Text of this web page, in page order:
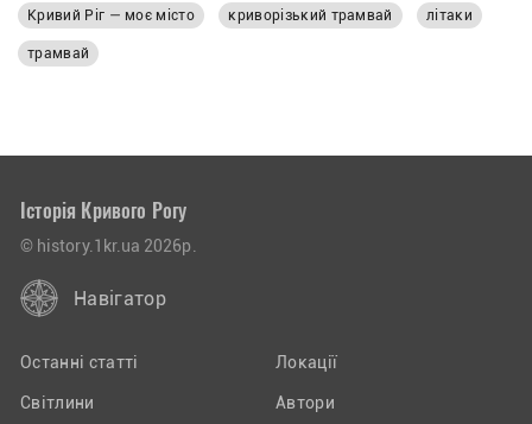
Кривий Ріг — моє місто криворізький трамвай літаки
трамвай
Історія Кривого Рогу
© history.1kr.ua 2026р.
Навігатор
Останні статті
Світлини
Локації
Автори